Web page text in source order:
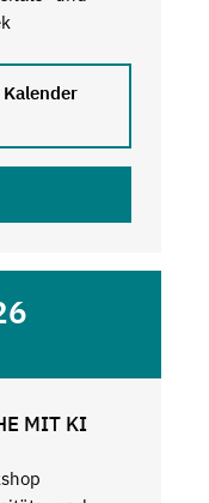
Kalender
MIT KI